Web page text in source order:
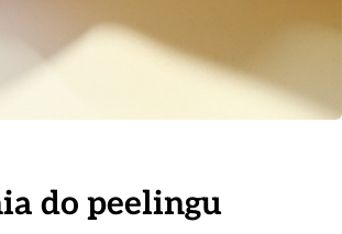
do peelingu